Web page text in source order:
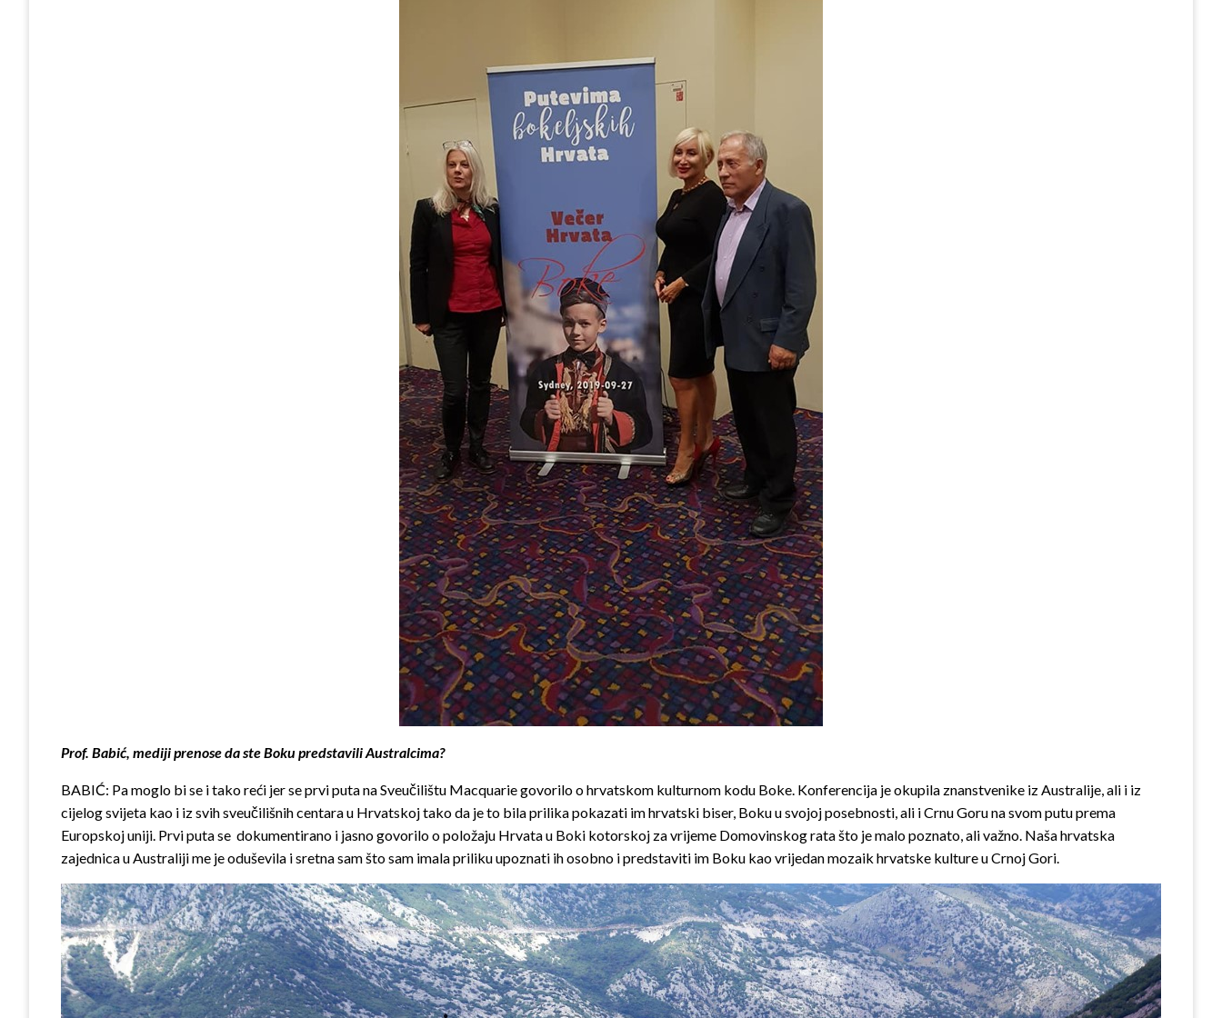
Prof. Babić, mediji prenose da ste Boku predstavili Australcima?
BABIĆ: Pa moglo bi se i tako reći jer se prvi puta na Sveučilištu Macquarie govorilo o hrvatskom kulturnom kodu Boke. Konferencija je okupila znanstvenike iz Australije, ali i iz
cijelog svijeta kao i iz svih sveučilišnih centara u Hrvatskoj tako da je to bila prilika pokazati im hrvatski biser, Boku u svojoj posebnosti, ali i Crnu Goru na svom putu prema
Europskoj uniji. Prvi puta se dokumentirano i jasno govorilo o položaju Hrvata u Boki kotorskoj za vrijeme Domovinskog rata što je malo poznato, ali važno. Naša hrvatska
zajednica u Australiji me je oduševila i sretna sam što sam imala priliku upoznati ih osobno i predstaviti im Boku kao vrijedan mozaik hrvatske kulture u Crnoj Gori.